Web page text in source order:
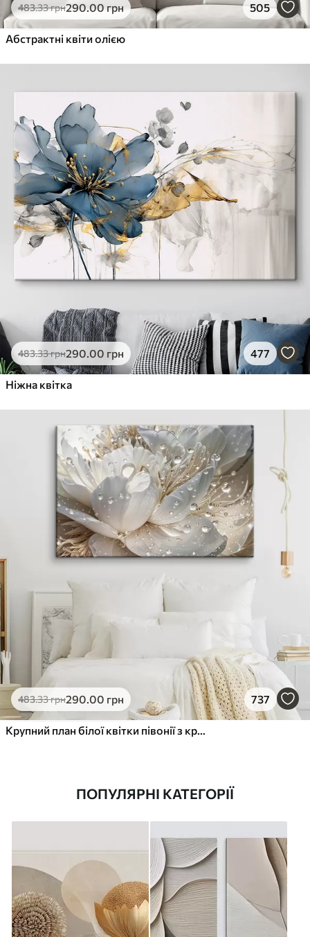
483.33грн290.00грн 505
Абстрактні квіти олією
483.33грн290.00 грн 477
Ніжна квітка
483.33грн290.00 грн 737
Крупний план білої квітки півонії з крапельками води на пелюстках на розмитому фоні
ПОПУЛЯРНІ КАТЕГОРІЇ